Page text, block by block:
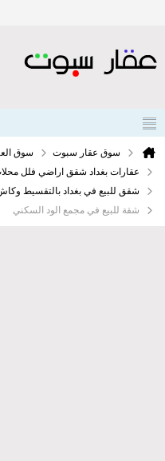
سوق عقار سبوت
سوق
عقارات بغداد شقق اراضي فلل محلات
شقق للبيع في بغداد بالتقسيط
شقة للبيع في مجمع الود السكني